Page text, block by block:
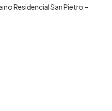
Residencial San Pietro –